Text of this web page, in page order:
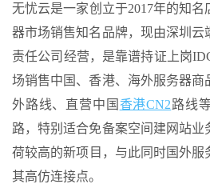
无忧云是一家创立于2017年的知
器市场销售知名品牌，现由深圳云
责任公司经营，是靠谱持证上岗
场销售中国、香港、海外服务器商
外路线、直营中国 香港CN2路线
路，特别适合免备案空间建网站业
荷较高的新项目，与此同时国外服
其高仿连接点。